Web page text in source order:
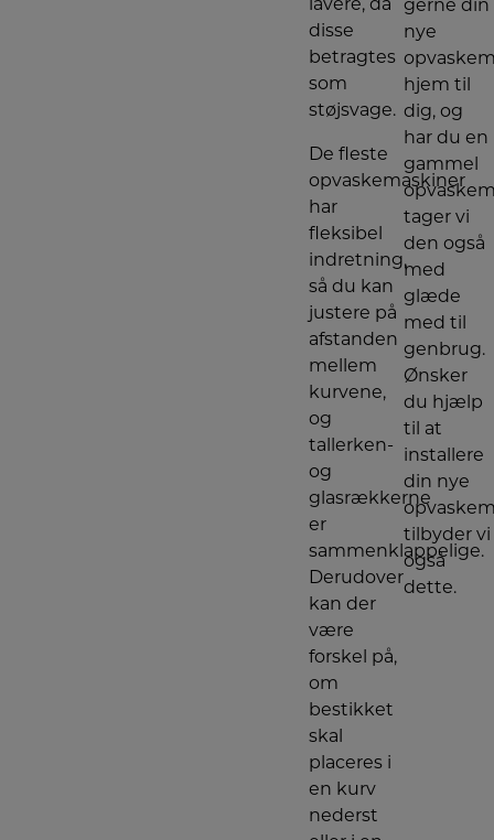
lavere, da
disse
betragtes
som
støjsvage.
De fleste
opvaskemaskiner
har
fleksibel
indretning,
så du kan
justere på
afstanden
mellem
kurvene,
og
tallerken-
og
glasrækkerne
er
sammenklappelige.
Derudover
kan der
være
forskel på,
om
bestikket
skal
placeres i
en kurv
nederst
gerne din
nye
hjem til
dig, og
har du en
gammel
tager vi
den også
med
glæde
med til
genbrug.
Ønsker
du hjælp
til at
installere
din nye
tilbyder vi
også
dette.